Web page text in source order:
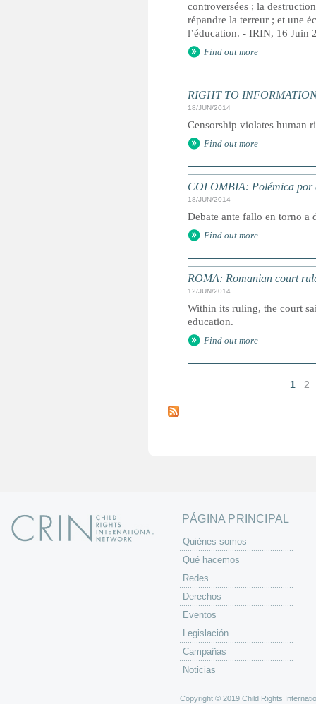
controversées ; la
répandre la terreur ; et une
l’éducation. - IRIN, 16 Juin
Find out more
RIGHT TO
18/JUN/2014
Censorship violates human
Find out more
COLOMBIA: Polémica por
18/JUN/2014
Debate ante fallo en torno a
Find out more
ROMA: Romanian court
12/JUN/2014
Within its ruling, the court
education.
Find out more
á
1 2
PÁGINA PRINCIPAL
Quiénes somos
Qué hacemos
Redes
Derechos
Eventos
Legislación
Campañas
Noticias
Copyright © 2019 Child Rights